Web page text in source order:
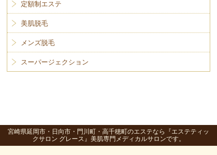
定額制エステ
美肌脱毛
メンズ脱毛
スーパージェクション
宮崎県延岡市・日向市・門川町・高千穂町のエステなら『エステティッ
クサロン グレース』美肌専門メディカルサロンです。